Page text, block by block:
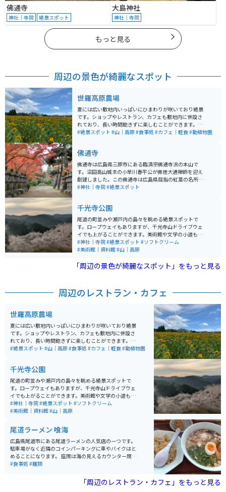
佛通寺
神社｜寺院 絶景スポット
大島神社
神社｜寺院
もっと見る
周辺の景色が綺麗なスポット
世羅高原農場
夏には広い敷地内いっぱいにひまわりが咲いており絶景
です。ショップやレストラン、カフェも敷地内に併設さ
れており、長い時間飽きずに楽しむことができます。季
節によっては違う花もたくさん咲いています。
#絶景スポット #山｜高原#食事処 #カフェ｜軽食#動植物園
佛通寺
佛通寺は広島県三原市にある臨済宗佛通寺派の本山で
す。沼田高山城主の小早川春平公が佛徳大通禅師を迎え
創建しました。この佛通寺は広島県屈指の紅葉の名所と
して知られており紅葉の時期になると多くの観光客が訪
#神社｜寺院#絶景スポット
千光寺公園
尾道の町並みや瀬戸内の島々を眺める絶景スポットで
す。ロープウェイもありますが、千光寺山ドライブウェ
イでも上がることができます。美術館や文学の小道もあ
り、のんびりと散策を楽しむこともできます。散策のお
供にみかんソフトクリームがおすすめです。桜の名所
眺めを邪魔するものは何も無く、開けた景色に心地よい
や保護猫ハウス等もあり見どころ満点です。
#神社｜寺院#絶景スポット #ソフトクリーム
#美術館｜資料館#山｜高原
「周辺の景色が綺麗なスポット」をもっと見る
周辺のレストラン・カフェ
世羅高原農場
夏には広い敷地内いっぱいにひまわりが咲いており絶景
です。ショップやレストラン、カフェも敷地内に併設さ
れており、長い時間飽きずに楽しむことができます。季
節によっては違う花もたくさん咲いています。
#絶景スポット #山｜高原#食事処 #カフェ｜軽食#動植物園
千光寺公園
尾道の町並みや瀬戸内の島々を眺める絶景スポットで
す。ロープウェイもありますが、千光寺山ドライブウェ
イでも上がることができます。美術館や文学の小道もあ
り、のんびりと散策を楽しむこともできます。散策のお
供にみかんソフトクリームがおすすめです。桜の名所
眺めを邪魔するものは何も無く、開けた景色に心地よい
海風を全身に感じられます。桜の名所とは言いますが藤
棚と躑躅もとても見応えがあり、敷地内には尾道美術館
や保護猫ハウス等もあり見どころ満点です。
#神社｜寺院#絶景スポット #ソフトクリーム
#美術館｜資料館#山｜高原
尾道ラーメン 喰海
広島県尾道市にある尾道ラーメンの人気店の一つです。
駐車場がなく近隣のコインパーキングに車やバイクはと
めることになります。 座席は海の見えるカウンター席が
あり、海を見ながらラーメンを食べることができます。
#食事処 #麺類
「周辺のレストラン・カフェ」をもっと見る